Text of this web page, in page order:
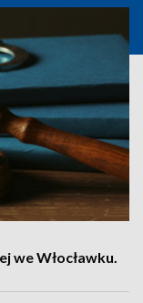
we Włocławku.